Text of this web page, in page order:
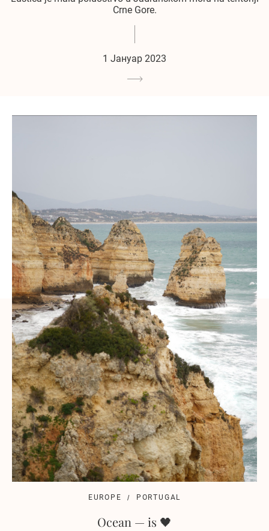
Crne Gore.
1 Јануар 2023
EUROPE PORTUGAL
Ocean — is 🖤